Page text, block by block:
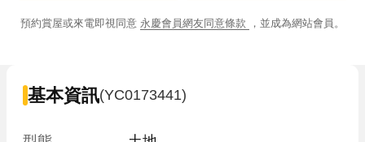
預約賞屋或來電即視同意 永慶會員網友同意條款 ，並成為網站會員。
基本資訊(YC0173441)